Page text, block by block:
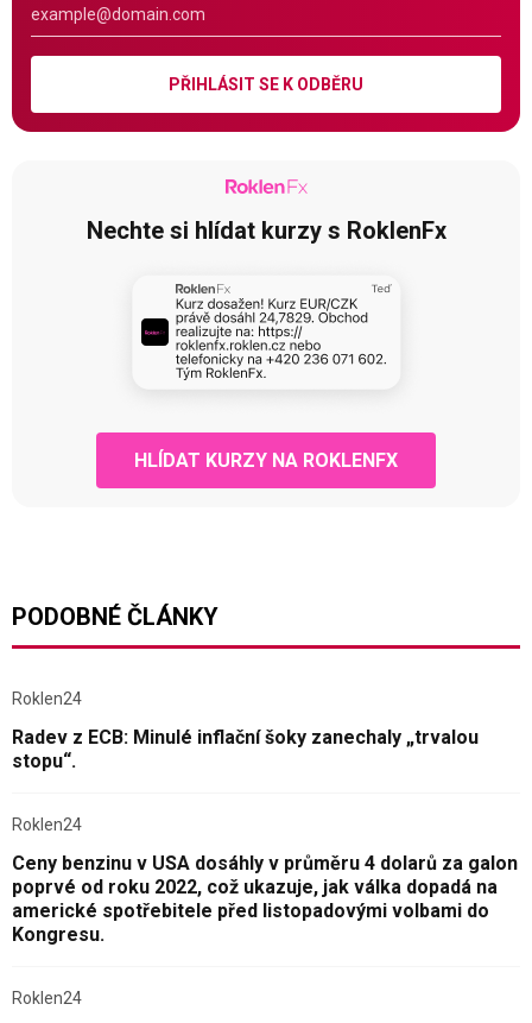
PŘIHLÁSIT SE K ODBĚRU
Nechte si hlídat kurzy s RoklenFx
HLÍDAT KURZY NA ROKLENFX
PODOBNÉ ČLÁNKY
Roklen24
Radev z ECB: Minulé inflační šoky zanechaly „trvalou
stopu“.
Roklen24
Ceny benzinu v USA dosáhly v průměru 4 dolarů za galon
poprvé od roku 2022, což ukazuje, jak válka dopadá na
americké spotřebitele před listopadovými volbami do
Kongresu.
Roklen24